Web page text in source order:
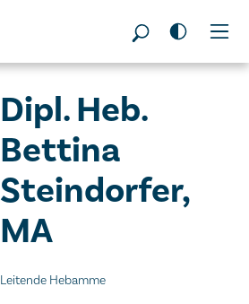
Dipl. Heb.
Bettina
Steindorfer,
MA
Leitende Hebamme